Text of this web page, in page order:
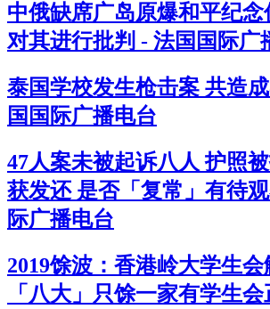
中俄缺席广岛原爆和平纪
对其进行批判 - 法国国际广
泰国学校发生枪击案 共造
国国际广播电台
47人案未被起诉八人 护照
获发还 是否「复常」有待
际广播电台
2019馀波：香港岭大学生
「八大」只馀一家有学生